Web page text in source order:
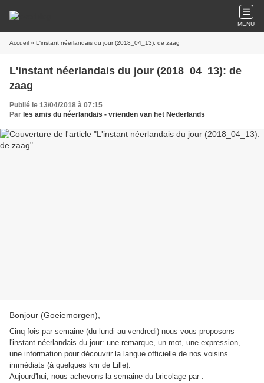
MENU
Accueil » L'instant néerlandais du jour (2018_04_13): de zaag
L'instant néerlandais du jour (2018_04_13): de
zaag
Publié le 13/04/2018 à 07:15
Par les amis du néerlandais - vrienden van het Nederlands
Bonjour (Goeiemorgen),
Cinq fois par semaine (du lundi au vendredi) nous vous proposons
l'instant néerlandais du jour: une remarque, un mot, une expression,
une information pour découvrir la langue officielle de nos voisins
immédiats (à quelques km de Lille).
Aujourd'hui, nous achevons la semaine du bricolage par :